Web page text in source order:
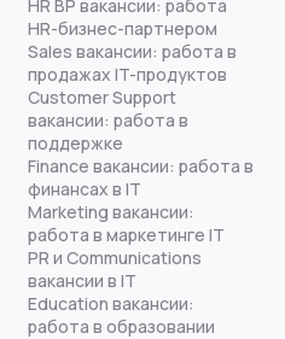
HR BP вакансии: работа
HR-бизнес-партнером
Sales вакансии: работа в
продажах IT-продуктов
Customer Support
вакансии: работа в
поддержке
Finance вакансии: работа в
финансах в IT
Marketing вакансии:
работа в маркетинге IT
PR и Communications
вакансии в IT
Education вакансии:
работа в образовании